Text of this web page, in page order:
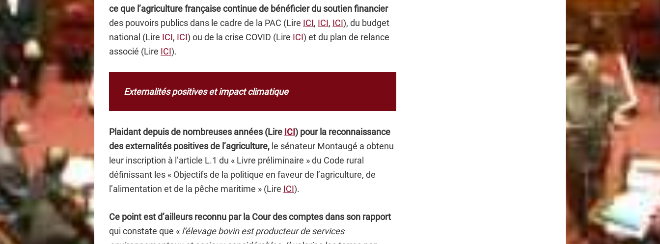
ce que l’agriculture française continue de bénéficier du soutien financier
des pouvoirs publics dans le cadre de la PAC (Lire ICI, ICI, ICI), du budget
national (Lire ICI, ICI) ou de la crise COVID (Lire ICI) et du plan de relance
associé (Lire ICI).
Externalités positives et impact climatique
Plaidant depuis de nombreuses années (Lire ICI) pour la reconnaissance
des externalités positives de l’agriculture, le sénateur Montaugé a obtenu
leur inscription à l’article L.1 du « Livre préliminaire » du Code rural
définissant les « Objectifs de la politique en faveur de l’agriculture, de
l’alimentation et de la pêche maritime » (Lire ICI).
Ce point est d’ailleurs reconnu par la Cour des comptes dans son rapport
qui constate que « l’élevage bovin est producteur de services